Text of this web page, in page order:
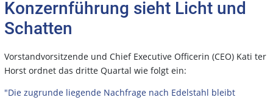
Konzernführung sieht Licht und
Schatten
Vorstandvorsitzende und Chief Executive Officerin (CEO) Kati ter
Horst ordnet das dritte Quartal wie folgt ein:
"Die zugrunde liegende Nachfrage nach Edelstahl bleibt